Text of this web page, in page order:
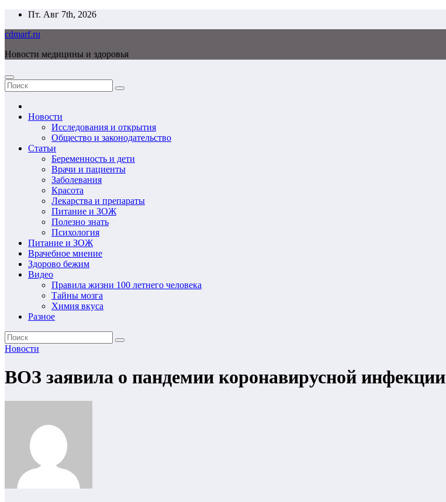
Перейти
содержимому
Пт. Авг 7th, 2026
cdmarf.ru
Новости медицины и здоровья
Новости
Исследования и открытия
Общество и законодательство
Статьи
Беременность и дети
Врачи и пациенты
Заболевания
Красота
Лекарства и препараты
Питание и ЗОЖ
Полезно знать
Психология
Питание и ЗОЖ
Врачебное мнение
Здорово бежим
Видео
Правила жизни 100 летнего человека
Тайны мозга
Химия вкуса
Разное
Новости
ВОЗ заявила о пандемии коронавирусной инфекции